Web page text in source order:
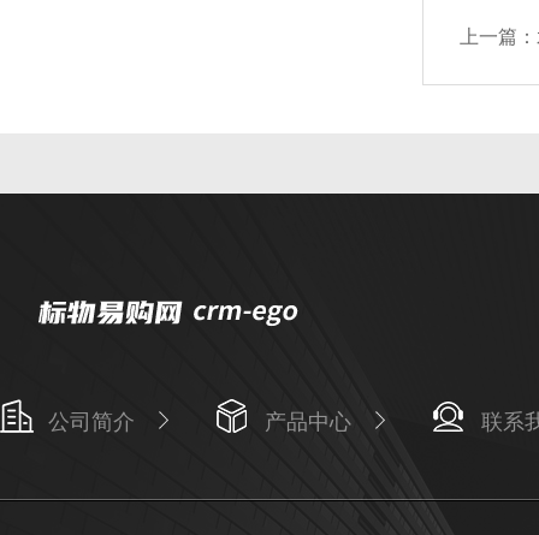
上一篇：
公司简介 产品中心 联系